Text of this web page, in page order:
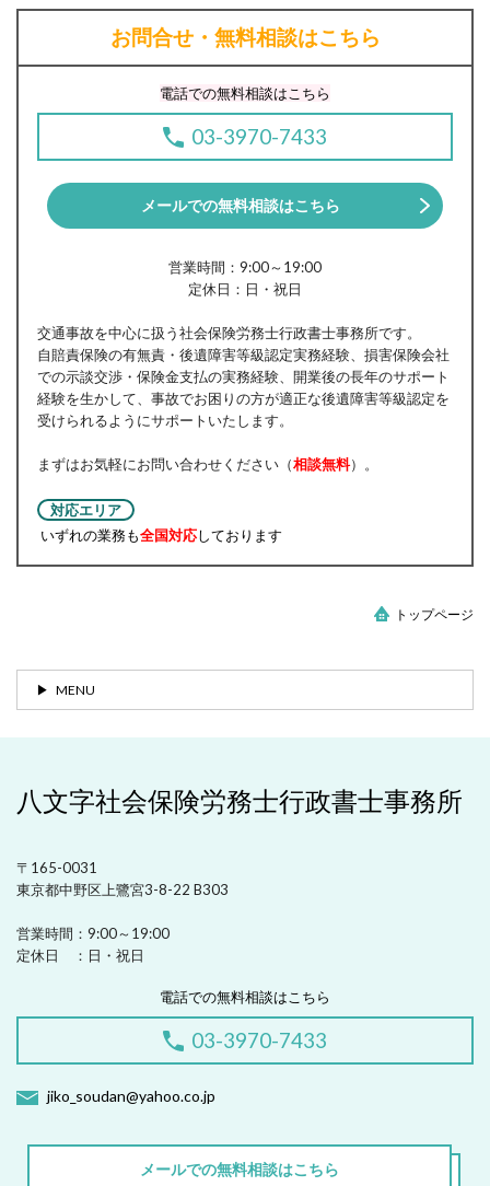
お問合せ・無料相談はこちら
電話での無料相談はこちら
03-3970-7433
メールでの無料相談はこちら
営業時間：9:00～19:00
定休日：日・祝日
交通事故を中心に扱う社会保険労務士行政書士事務所です。
自賠責保険の有無責・後遺障害等級認定実務経験、損害保険会社
での示談交渉・保険金支払の実務経験、開業後の長年のサポート
経験を生かして、事故でお困りの方が適正な後遺障害等級認定を
受けられるようにサポートいたします。
まずはお気軽にお問い合わせください（相談無料）。
対応エリア
いずれの業務も全国対応しております
トップページ
MENU
八文字社会保険労務士行政書士事務所
〒165-0031
東京都中野区上鷺宮3-8-22 B303
営業時間： 9:00～19:00
定休日 ： 日・祝日
電話での無料相談はこちら
03-3970-7433
jiko_soudan@yahoo.co.jp
メールでの無料相談はこちら